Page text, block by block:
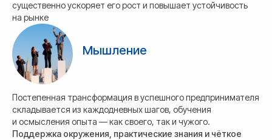
существенно ускоряет его рост и повышает устойчивость
на рынке
Мышление
Постепенная трансформация в успешного предпринимателя
складывается из каждодневных шагов, обучения
и осмысления опыта — как своего, так и чужого.
Поддержка окружения, практические знания и чёткое